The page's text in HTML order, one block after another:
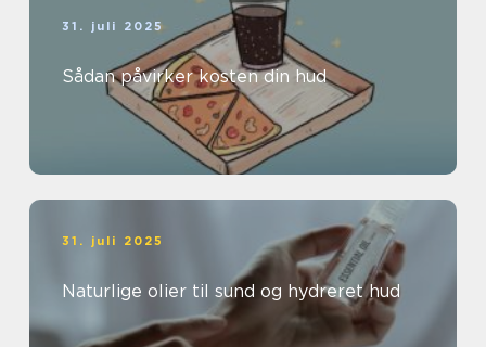
31. juli 2025
Sådan påvirker kosten din hud
31. juli 2025
Naturlige olier til sund og hydreret hud